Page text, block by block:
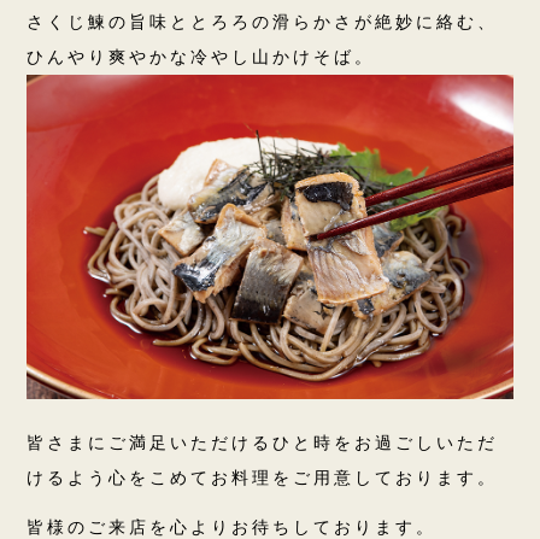
さくじ鰊の旨味ととろろの滑らかさが絶妙に絡む、
ひんやり爽やかな冷やし山かけそば。
皆さまにご満足いただけるひと時をお過ごしいただ
けるよう心をこめてお料理をご用意しております。
皆様のご来店を心よりお待ちしております。